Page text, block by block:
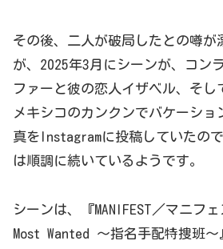
その後、二人が破局したとの噂が
が、2025年3月にシーンが、コン
ファーと彼の恋人イザベル、そし
メキシコのカンクンでバケーショ
真をInstagramに投稿していたの
は順調に続いているようです。
シーンは、『MANIFEST／マニフ
Most Wanted 〜指名手配特捜班